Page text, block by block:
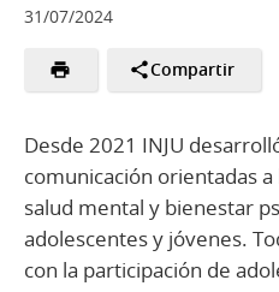
31/07/2024
Compartir
Desde 2021 INJU
comunicación orientadas
salud mental y bienestar
adolescentes y jóvenes.
con la participación de